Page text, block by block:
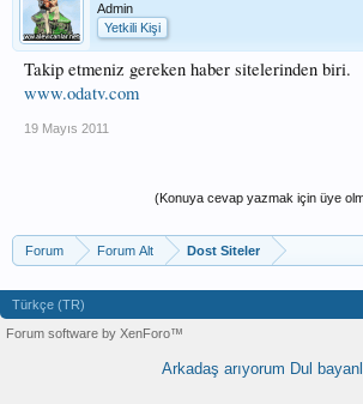
Admin
Yetkili Kişi
Takip etmeniz gereken haber sitelerinden biri.
www.odatv.com
19 Mayıs 2011
(Konuya cevap yazmak için üye
Forum Forum Alt Dost Siteler
Türkçe (TR)
Forum software by XenForo™
Arkadaş arıyorum Dul